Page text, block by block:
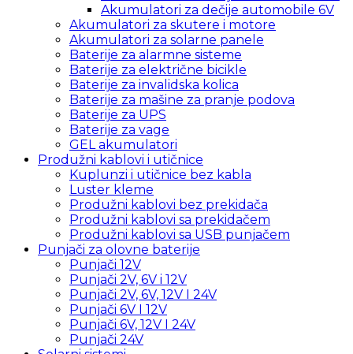
Akumulatori za dečije automobile 6V
Akumulatori za skutere i motore
Akumulatori za solarne panele
Baterije za alarmne sisteme
Baterije za električne bicikle
Baterije za invalidska kolica
Baterije za mašine za pranje podova
Baterije za UPS
Baterije za vage
GEL akumulatori
Produžni kablovi i utičnice
Kuplunzi i utičnice bez kabla
Luster kleme
Produžni kablovi bez prekidača
Produžni kablovi sa prekidačem
Produžni kablovi sa USB punjačem
Punjači za olovne baterije
Punjači 12V
Punjači 2V, 6V i 12V
Punjači 2V, 6V, 12V I 24V
Punjači 6V I 12V
Punjači 6V, 12V I 24V
Punjači 24V